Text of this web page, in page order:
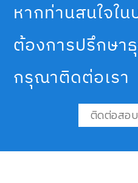
หากท่านสนใจใ
ต้องการปรึกษา
กรุณาติดต่อเรา
ติดต่อสอ